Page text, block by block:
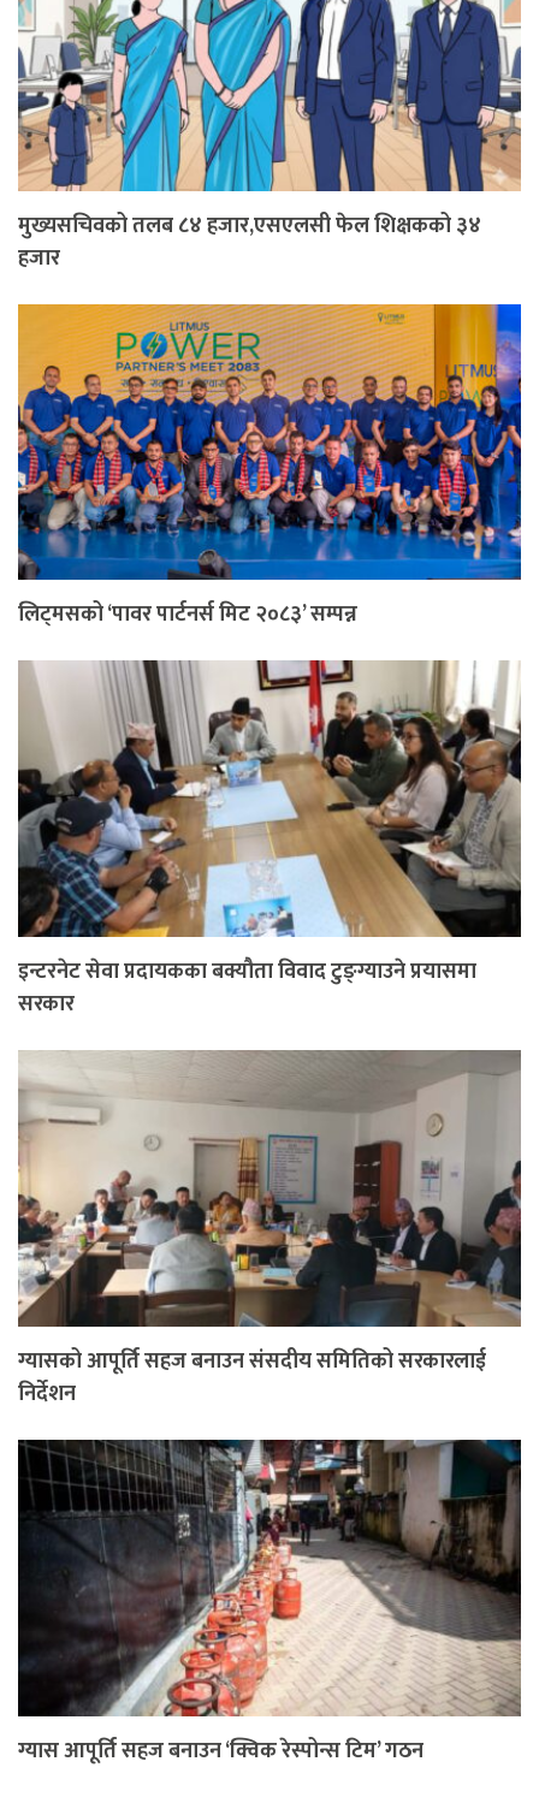
मुख्यसचिवको तलब ८४ हजार,एसएलसी फेल शिक्षकको ३४
हजार
लिट्मसको ‘पावर पार्टनर्स मिट २०८३’ सम्पन्न
इन्टरनेट सेवा प्रदायकका बक्यौता विवाद टुङ्ग्याउने प्रयासमा
सरकार
ग्यासको आपूर्ति सहज बनाउन संसदीय समितिको सरकारलाई
निर्देशन
ग्यास आपूर्ति सहज बनाउन ‘क्विक रेस्पोन्स टिम’ गठन